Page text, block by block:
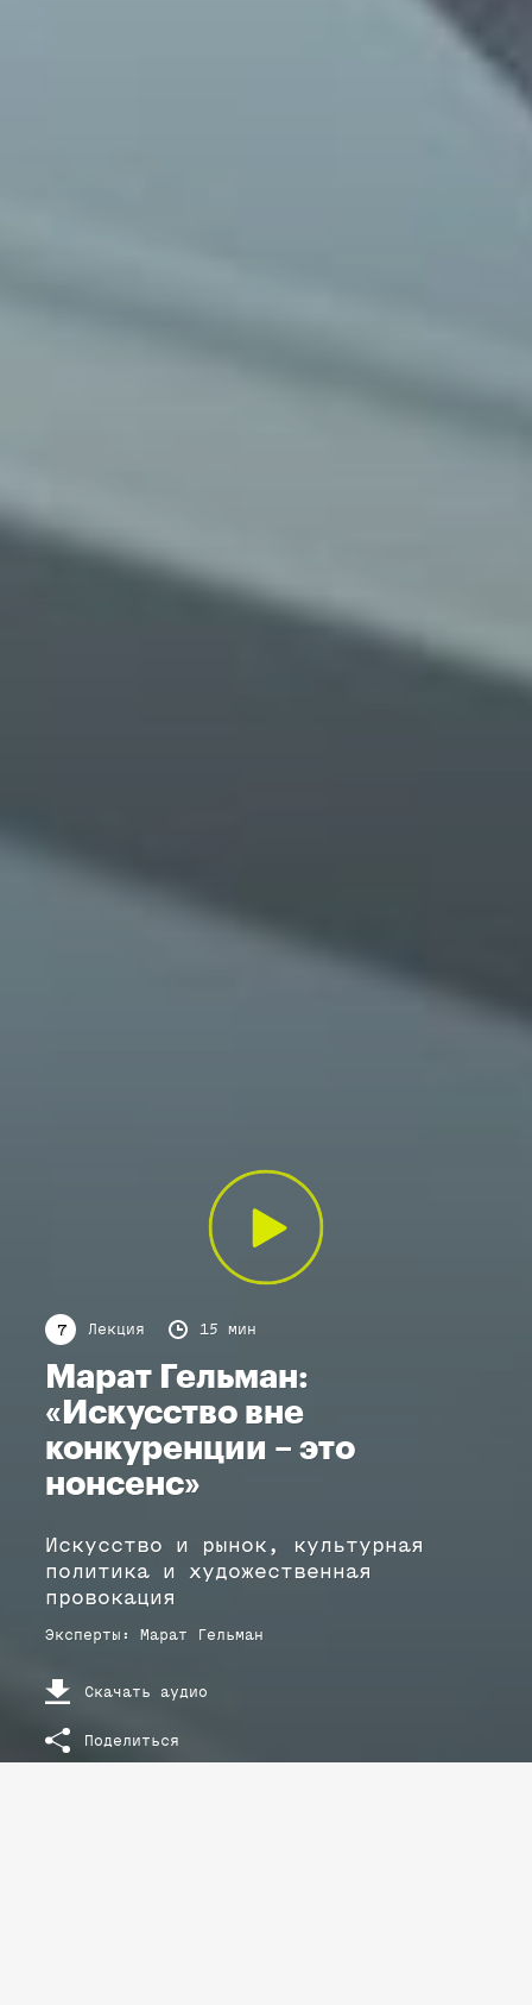
7 Лекция 15 мин
Марат Гельман:
«Искусство вне
конкуренции – это
нонсенс»
Искусство и рынок, культурная
политика и художественная
провокация
Эксперты : Марат Гельман
Скачать аудио
Поделиться